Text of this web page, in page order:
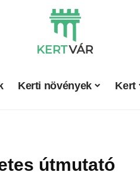
Kerti növények Kert
útmutató